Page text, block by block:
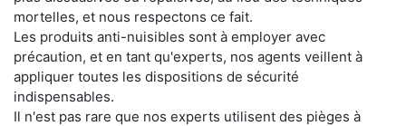
mortelles, et nous respectons ce fait.
Les produits anti-nuisibles sont à employer avec
précaution, et en tant qu'experts, nos agents veillent à
appliquer toutes les dispositions de sécurité
indispensables.
Il n'est pas rare que nos experts utilisent des pièges à